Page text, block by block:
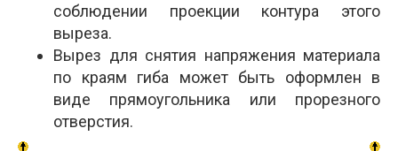
соблюдении проекции контура этого
выреза.
Вырез для снятия напряжения материала
по краям гиба может быть оформлен в
виде прямоугольника или прорезного
отверстия.